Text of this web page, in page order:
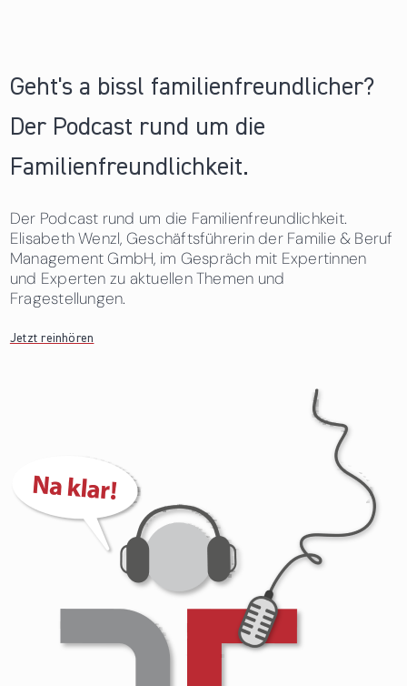
Geht's a bissl familienfreundlicher?
Der Podcast rund um die
Familienfreundlichkeit.
Der Podcast rund um die Familienfreundlichkeit.
Elisabeth Wenzl, Geschäftsführerin der Familie & Beruf
Management GmbH, im Gespräch mit Expertinnen
und Experten zu aktuellen Themen und
Fragestellungen.
Jetzt reinhören